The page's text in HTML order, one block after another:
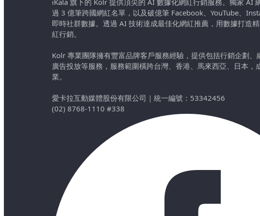
過 3 億筆跨國網紅名單，以及破億筆 Facebook、YouTube、
即時社群數據。透過 AI 技術達成最佳化網紅推薦，用數據打造
紅行銷。
Kolr 專業團隊擁有豐富品牌客戶服務經驗，提供包括行銷企劃、
廣告投放等服務，服務範圍橫跨台灣、香港、馬來西亞、日本，
業。
愛卡拉互動媒體股份有限公司 ｜ 統一編號：53342456
(02) 8768-1110 #338